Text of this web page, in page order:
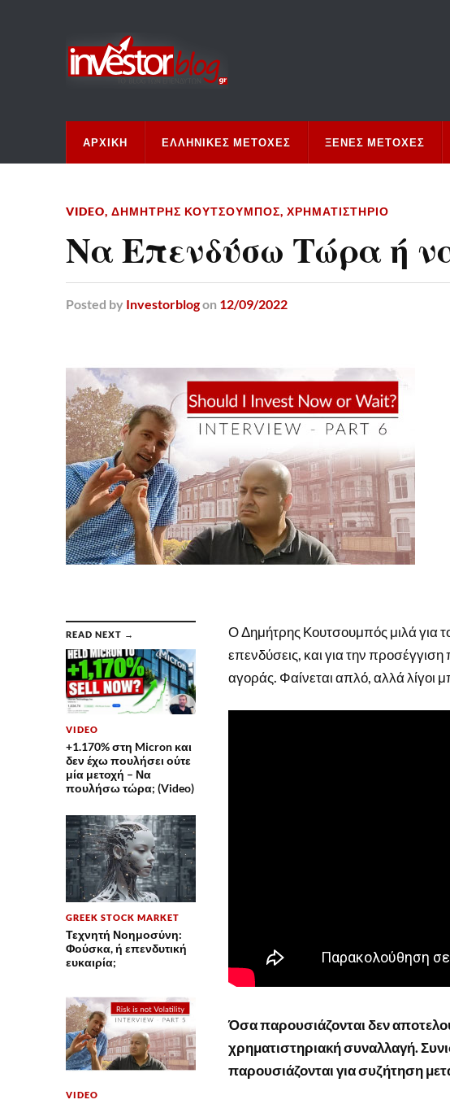
ΑΡΧΙΚΉ ΕΛΛΗΝΙΚΈΣ ΜΕΤΟΧΈΣ ΞΈΝΕΣ ΜΕΤΟΧΈΣ
VIDEO, ΔΗΜΉΤΡΗΣ ΚΟΥΤΣΟΥΜΠΌΣ, ΧΡΗΜΑΤΙΣΤΉΡΙΟ
Να Επενδύσω Τώρα ή
Posted by Investorblogon 12/09/2022
READ NEXT →
VIDEO
+1.170% στη Micron και
δεν έχω πουλήσει ούτε
μία μετοχή – Να
πουλήσω τώρα; (Video)
GREEK STOCK MARKET
Τεχνητή Νοημοσύνη:
Φούσκα, ή επενδυτική
ευκαιρία;
VIDEO
Ο Δημήτρης Κουτσουμπός μιλά για
επενδύσεις, και για την
αγοράς. Φαίνεται απλό, αλλά λίγοι
Όσα παρουσιάζονται δεν
χρηματιστηριακή συναλλαγή.
παρουσιάζονται για συζήτηση